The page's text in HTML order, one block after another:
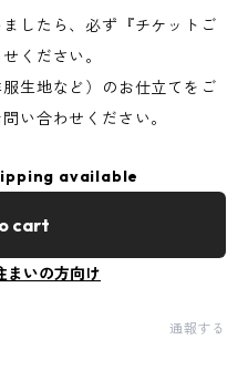
したら、必ず『チケットご
ください。
生地など）のお仕立てをご
い合わせください。
available
cart
まいの方向け
通報する